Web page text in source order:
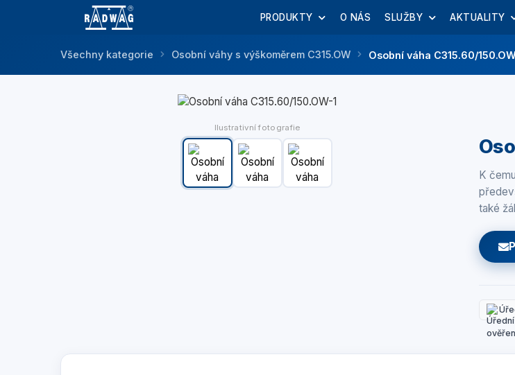
PRODUKTY O NÁS SLUŽBY AKTUALITY
Všechny kategorie Osobní váhy s výškoměrem C315.OW Osobní váha C315.60/
Ilustrativní fotografie
K
také